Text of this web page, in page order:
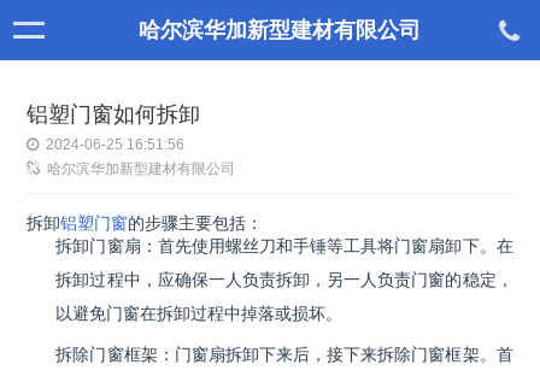
哈尔滨华加新型建材有限公司
铝塑门窗如何拆卸
2024-06-25 16:51:56
哈尔滨华加新型建材有限公司
拆卸铝塑门窗的步骤主要包括：
拆卸门窗扇：首先使用螺丝刀和手锤等工具将门窗扇卸下。在
拆卸过程中，应确保一人负责拆卸，另一人负责门窗的稳定，
以避免门窗在拆卸过程中掉落或损坏。
拆除门窗框架：门窗扇拆卸下来后，接下来拆除门窗框架。首